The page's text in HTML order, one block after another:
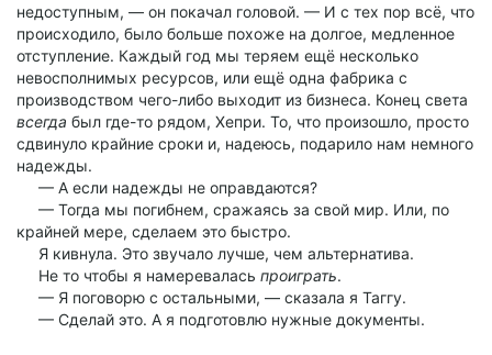
недоступным, — он покачал головой. — И с тех пор всё, что
происходило, было больше похоже на долгое, медленное
отступление. Каждый год мы теряем ещё несколько
невосполнимых ресурсов, или ещё одна фабрика с
производством чего-либо выходит из бизнеса. Конец света
всегда был где-то рядом, Хепри. То, что произошло, просто
сдвинуло крайние сроки и, надеюсь, подарило нам немного
надежды.
— А если надежды не оправдаются?
— Тогда мы погибнем, сражаясь за свой мир. Или, по
крайней мере, сделаем это быстро.
Я кивнула. Это звучало лучше, чем альтернатива.
Не то чтобы я намеревалась проиграть.
— Я поговорю с остальными, — сказала я Таггу.
— Сделай это. А я подготовлю нужные документы.